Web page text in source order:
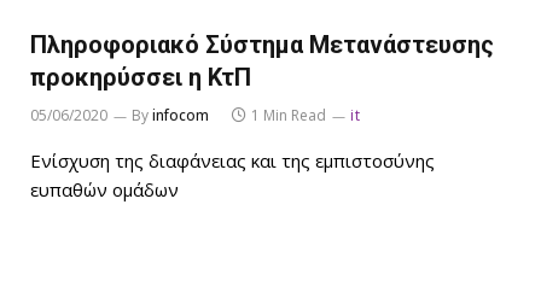
Πληροφοριακό Σύστημα Μετανάστευσης
προκηρύσσει η ΚτΠ
05/06/2020 Byinfocom 1 Min Read it
Ενίσχυση της διαφάνειας και της εμπιστοσύνης
ευπαθών ομάδων